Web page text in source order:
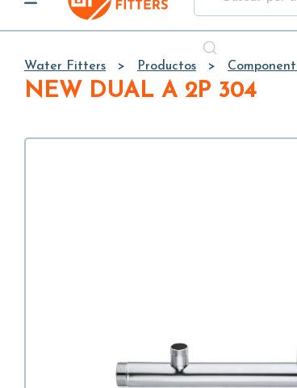
Water Fitters Productos
NEW DUAL A 2P 304